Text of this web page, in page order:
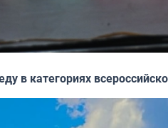
в категориях